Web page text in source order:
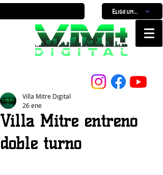
Elige un horario
Villa Mitre entrenó
doble turno
Villa Mitre Digital
26 ene